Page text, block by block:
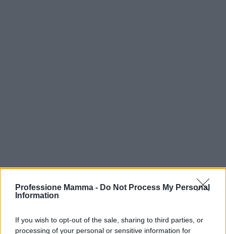
Professione Mamma - Do Not Process My Personal
Information
If you wish to opt-out of the sale, sharing to third parties, or
processing of your personal or sensitive information for
AiAdhubMedia